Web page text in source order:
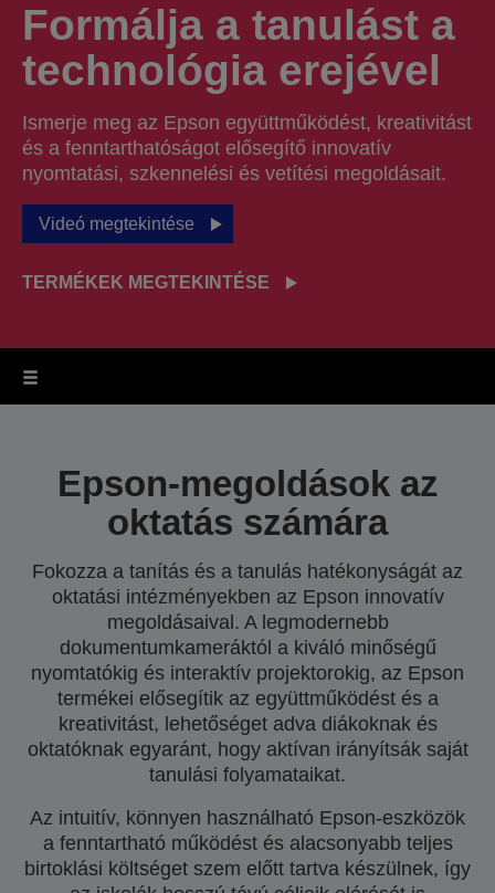
Formálja a tanulást a
technológia erejével
Ismerje meg az Epson együttműködést, kreativitást
és a fenntarthatóságot elősegítő innovatív
nyomtatási, szkennelési és vetítési megoldásait.
Videó megtekintése
TERMÉKEK MEGTEKINTÉSE
Epson-megoldások az
oktatás számára
Fokozza a tanítás és a tanulás hatékonyságát az
oktatási intézményekben az Epson innovatív
megoldásaival. A legmodernebb
dokumentumkameráktól a kiváló minőségű
nyomtatókig és interaktív projektorokig, az Epson
termékei elősegítik az együttműködést és a
kreativitást, lehetőséget adva diákoknak és
oktatóknak egyaránt, hogy aktívan irányítsák saját
tanulási folyamataikat.
Az intuitív, könnyen használható Epson-eszközök
a fenntartható működést és alacsonyabb teljes
birtoklási költséget szem előtt tartva készülnek, így